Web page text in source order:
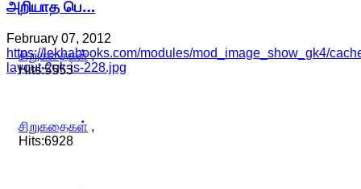
அறியாத பெ…
February 07, 2012
https://lekhabooks.com/modules/mod_image_show_gk4/
layout-2gk-is-228.jpg
சிறுகதைகள்,
Hits:5553
சிறுகதைகள் ,
Hits:6928